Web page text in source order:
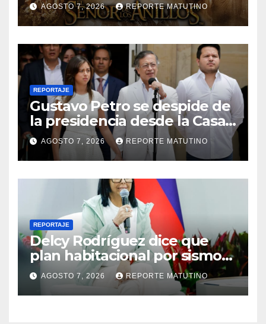
propiedad digital
AGOSTO 7, 2026 REPORTE MATUTINO
REPORTAJE
Gustavo Petro se despide de
la presidencia desde la Casa
de Nariño
AGOSTO 7, 2026 REPORTE MATUTINO
REPORTAJE
Delcy Rodríguez dice que
plan habitacional por sismos
ha beneficiado a unas 2.000
personas en una semana
AGOSTO 7, 2026 REPORTE MATUTINO